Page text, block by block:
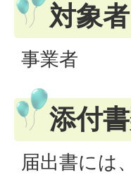
対象者
事業者
添付
届出書には